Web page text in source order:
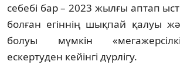
себебі бар – 2023 жылғы аптап
болған егіннің шықпай қалуы
болуы мүмкін
ескертуден кейінгі дүрлігу.